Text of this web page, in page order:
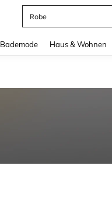
Robe
Bademode Haus & Wohnen